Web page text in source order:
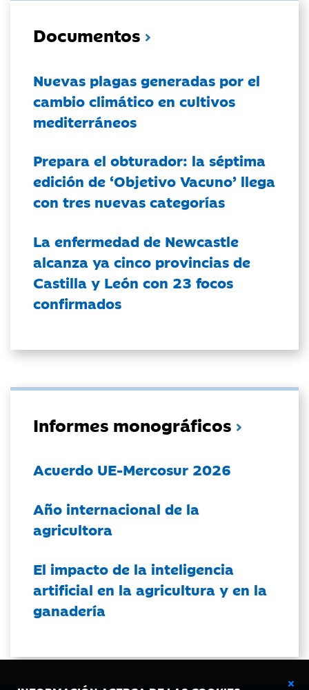
Documentos
Nuevas plagas generadas por el
cambio climático en cultivos
mediterráneos
Prepara el obturador: la séptima
edición de ‘Objetivo Vacuno’ llega
con tres nuevas categorías
La enfermedad de Newcastle
alcanza ya cinco provincias de
Castilla y León con 23 focos
confirmados
Informes monográficos
Acuerdo UE-Mercosur 2026
Año internacional de la
agricultora
El impacto de la inteligencia
artificial en la agricultura y en la
ganadería